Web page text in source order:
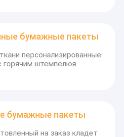
бумажные пакеты
персонализированные
горячим штемпелюя
бумажные пакеты
на заказ кладет